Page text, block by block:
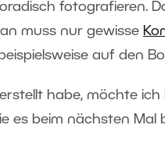
fotografieren.
muss nur gewisse
auf den
habe, möchte
es beim nächsten